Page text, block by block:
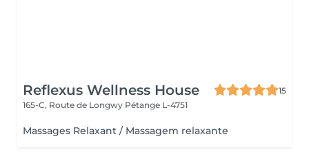
Reflexus Wellness House
15
165-C, Route de Longwy Pétange L-4751
Massages Relaxant / Massagem relaxante